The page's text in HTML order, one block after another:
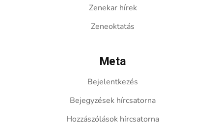
Zenekar hírek
Zeneoktatás
Meta
Bejelentkezés
Bejegyzések hírcsatorna
Hozzászólások hírcsatorna